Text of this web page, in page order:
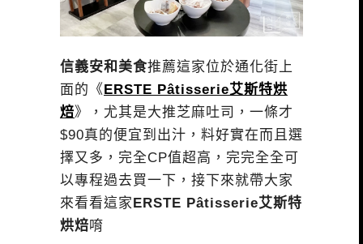
信義安和美食推薦這家位於通化街上
面的《ERSTE Pâtisserie艾斯特烘
焙》，尤其是大推芝麻吐司，一條才
$90真的便宜到出汁，料好實在而且選
擇又多，完全CP值超高，完完全全可
以專程過去買一下，接下來就帶大家
來看看這家ERSTE Pâtisserie艾斯特
烘焙唷